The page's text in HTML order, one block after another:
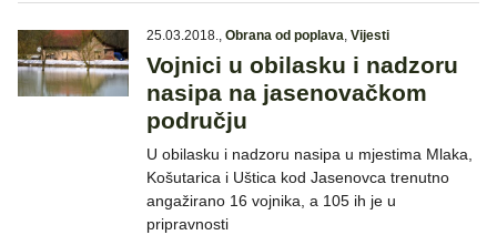
25.03.2018., Obrana od poplava, Vijesti
Vojnici u obilasku i nadzoru
nasipa na jasenovačkom
području
U obilasku i nadzoru nasipa u mjestima Mlaka,
Košutarica i Uštica kod Jasenovca trenutno
angažirano 16 vojnika, a 105 ih je u
pripravnosti